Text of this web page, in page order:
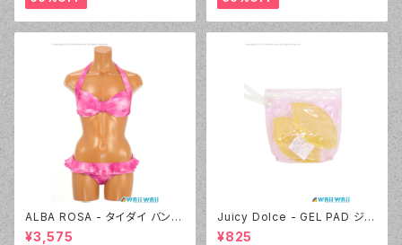
ALBA ROSA - タイダイ バンド
ゥ（14407 - 12:ピンク）
¥3,575
Juicy Dolce - GEL PAD ジェ
ルパッド（030 - 40:イエロー）
¥825